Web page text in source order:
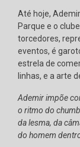
Até hoje,
Parque e o
torcedores,
eventos, é
estrela de
linhas, e a arte
Ademir impõe
o ritmo do
da lesma, da
do homem